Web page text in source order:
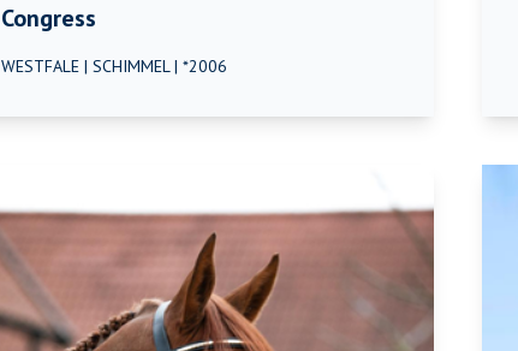
Congress
WESTFALE | SCHIMMEL | *2006